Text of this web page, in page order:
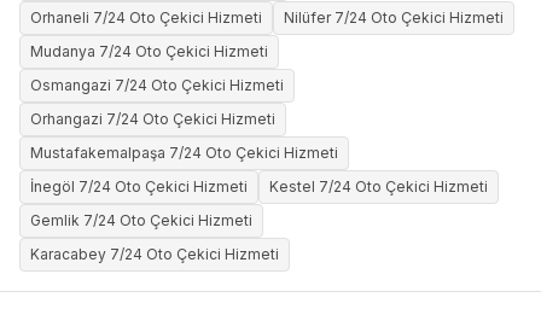
Orhaneli 7/24 Oto Çekici Hizmeti
Nilüfer 7/24 Oto Çekici Hizmeti
Mudanya 7/24 Oto Çekici Hizmeti
Osmangazi 7/24 Oto Çekici Hizmeti
Orhangazi 7/24 Oto Çekici Hizmeti
Mustafakemalpaşa 7/24 Oto Çekici Hizmeti
İnegöl 7/24 Oto Çekici Hizmeti
Kestel 7/24 Oto Çekici Hizmeti
Gemlik 7/24 Oto Çekici Hizmeti
Karacabey 7/24 Oto Çekici Hizmeti